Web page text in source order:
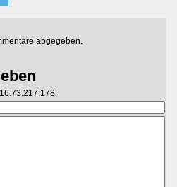
abgegeben.